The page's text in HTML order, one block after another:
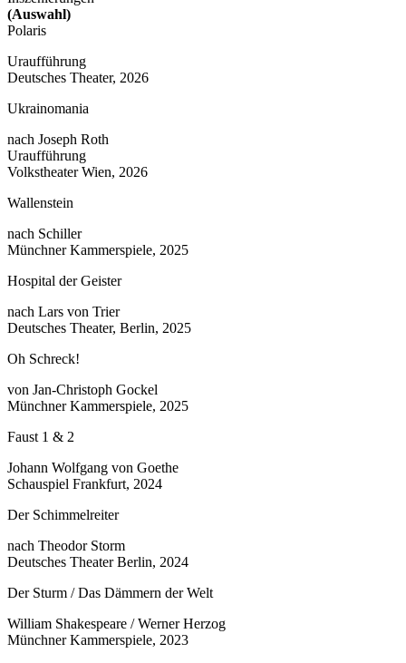
(Auswahl)
Polaris
Uraufführung
Deutsches Theater, 2026
Ukrainomania
nach Joseph Roth
Uraufführung
Volkstheater Wien, 2026
Wallenstein
nach Schiller
Münchner Kammerspiele, 2025
Hospital der Geister
nach Lars von Trier
Deutsches Theater, Berlin, 2025
Oh Schreck!
von Jan-Christoph Gockel
Münchner Kammerspiele, 2025
Faust 1 & 2
Johann Wolfgang von Goethe
Schauspiel Frankfurt, 2024
Der Schimmelreiter
nach Theodor Storm
Deutsches Theater Berlin, 2024
Der Sturm / Das Dämmern der Welt
William Shakespeare / Werner Herzog
Münchner Kammerspiele, 2023